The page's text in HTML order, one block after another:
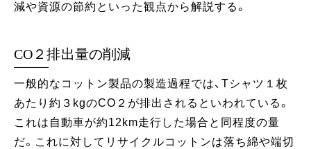
減や資源の節約といった観点から解説する。
CO２排出量の削減
一般的なコットン製品の製造過程では、Tシャツ１枚
あたり約３kgのCO２が排出されるといわれている。
これは自動車が約12km走行した場合と同程度の量
だ。これに対してリサイクルコットンは落ち綿や端切